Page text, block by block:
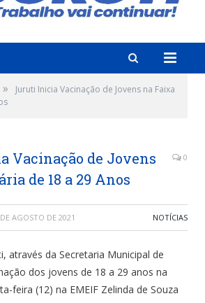
»
Juruti Inicia Vacinação de Jovens na Faixa
Vacinação de Jovens
de 18 a 29 Anos
0
AGOSTO DE 2021 NOTÍCIAS
através da Secretaria Municipal de
dos jovens de 18 a 29 anos na
feira (12) na EMEIF Zelinda de Souza